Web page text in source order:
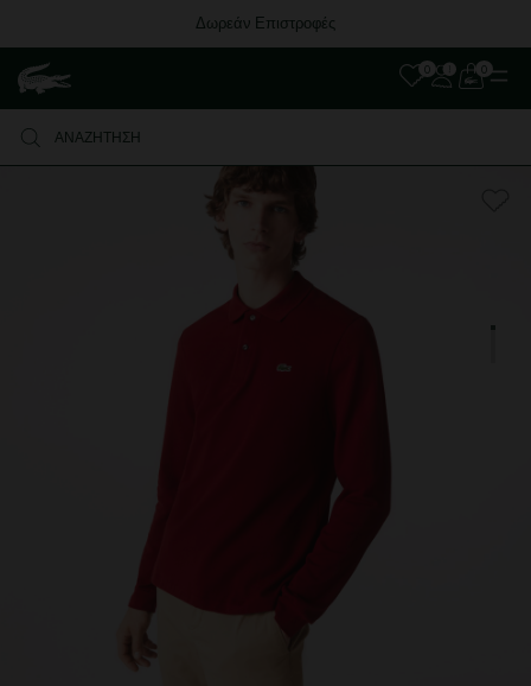
Δωρεάν Επιστροφές
0 0